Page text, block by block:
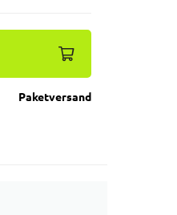
Paketversand